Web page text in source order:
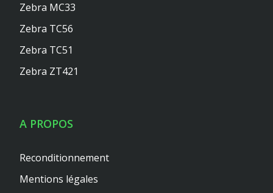
Zebra MC33
Zebra TC56
Zebra TC51
Zebra ZT421
A PROPOS
Reconditionnement
Mentions légales